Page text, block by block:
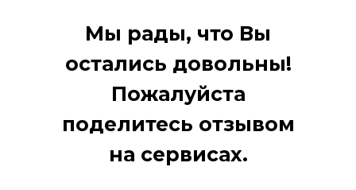
Мы рады, что Вы
остались довольны!
Пожалуйста
поделитесь отзывом
на сервисах.